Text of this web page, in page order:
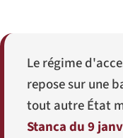
Le régime
repose sur une
tout autre État
Stanca du 9